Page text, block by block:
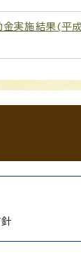
金実施結果(平
針